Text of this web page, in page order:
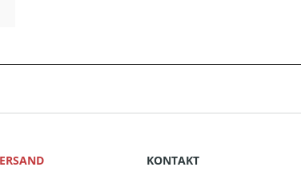
KONTAKT